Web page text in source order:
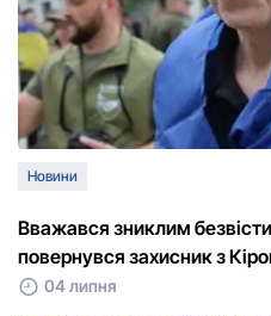
Новини
Вважався зниклим
повернувся захисник з
04 липня